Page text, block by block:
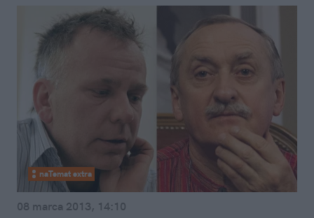
naTemat extra
08 marca 2013, 14:10